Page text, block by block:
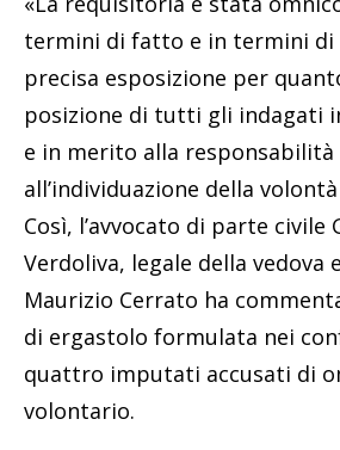
termini di fatto e in termini di
precisa esposizione per
posizione di tutti gli indagati
e in merito alla responsabilità
all’individuazione della
Così, l’avvocato di parte civile
Verdoliva, legale della vedova
Maurizio Cerrato ha
di ergastolo formulata nei
quattro imputati accusati di
volontario.